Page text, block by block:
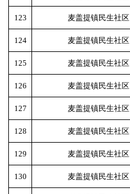
123 麦盖提镇民生社区
124 麦盖提镇民生社区
125 麦盖提镇民生社区
126 麦盖提镇民生社区
127 麦盖提镇民生社区
128 麦盖提镇民生社区
129 麦盖提镇民生社区
130 麦盖提镇民生社区